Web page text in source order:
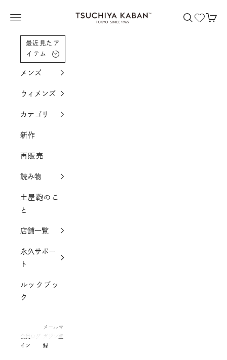
土屋鞄製造所
メニューを開く 検索を開く
カー
最近見たア
イテム
メンズ
ウィメンズ
カテゴリ
新作
再販売
読み物
土屋鞄のこ
と
店舗一覧
永久サポー
ト
ルックブッ
ク
会員ログ
イン
メールマ
ガジン登
録